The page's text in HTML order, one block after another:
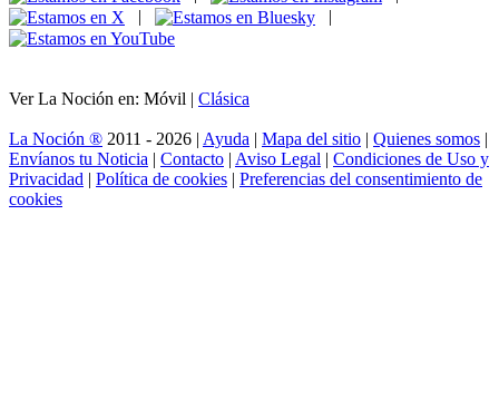
|
|
Ver La Noción en: Móvil | Clásica
La Noción ® 2011 - 2026 | Ayuda | Mapa del sitio | Quienes somos |
Envíanos tu Noticia | Contacto | Aviso Legal | Condiciones de Uso y
Privacidad | Política de cookies | Preferencias del consentimiento de
cookies